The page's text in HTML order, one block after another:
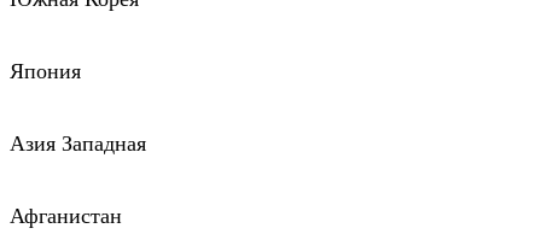
Япония
Азия Западная
Афганистан